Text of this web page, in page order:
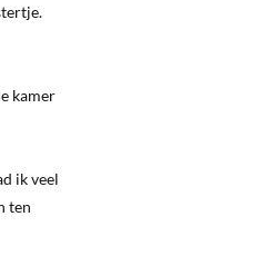
kamer
ik veel
ten